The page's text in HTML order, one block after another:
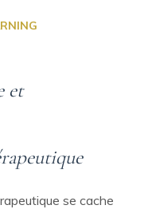
et
se cache